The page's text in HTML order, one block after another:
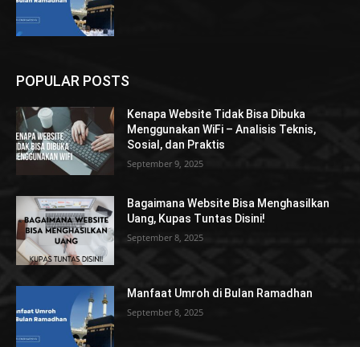
POPULAR POSTS
Kenapa Website Tidak Bisa Dibuka
Menggunakan WiFi – Analisis Teknis,
Sosial, dan Praktis
September 9, 2025
Bagaimana Website Bisa Menghasilkan
Uang, Kupas Tuntas Disini!
September 8, 2025
Manfaat Umroh di Bulan Ramadhan
September 8, 2025